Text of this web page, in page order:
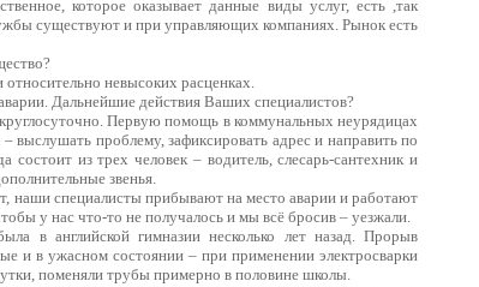
которое оказывает данные виды услуг, есть ,так
существуют и при управляющих компаниях. Рынок есть
невысоких расценках.
Дальнейшие действия Ваших специалистов?
Первую помощь в коммунальных неурядицах
выслушать проблему, зафиксировать адрес и направить по
из трех человек – водитель, слесарь-сантехник и
звенья.
наши специалисты прибывают на место аварии и работают
у нас что-то не получалось и мы всё бросив – уезжали.
в английской гимназии несколько лет назад. Прорыв
и в ужасном состоянии – при применении электросварки
поменяли трубы примерно в половине школы.